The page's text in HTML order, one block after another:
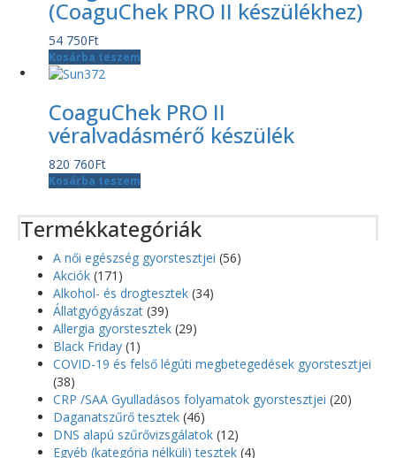
(CoaguChek PRO II készülékhez)
54 750Ft
Kosárba teszem
CoaguChek PRO II
véralvadásmérő készülék
820 760Ft
Kosárba teszem
Termékkategóriák
A női egészség gyorstesztjei (56)
Akciók (171)
Alkohol- és drogtesztek (34)
Állatgyógyászat (39)
Allergia gyorstesztek (29)
Black Friday (1)
COVID-19 és felső légúti megbetegedések gyorstesztjei
(38)
CRP /SAA Gyulladásos folyamatok gyorstesztjei (20)
Daganatszűrő tesztek (46)
DNS alapú szűrővizsgálatok (12)
Egyéb (kategória nélküli) tesztek (4)